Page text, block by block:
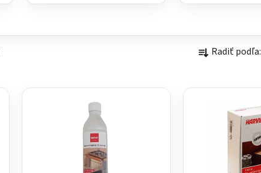
a
e
Radiť podľa: